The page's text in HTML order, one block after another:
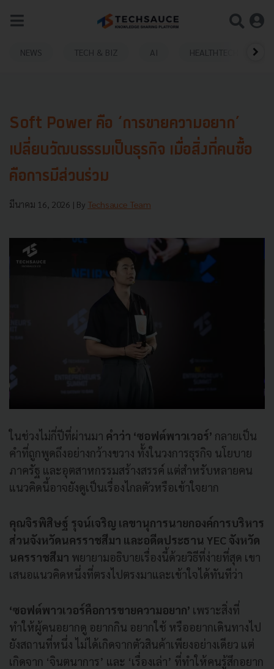
NEWS TECH & BIZ AI HEALTHTECH
Soft Power คือ ‘การขายความอยาก’
เปลี่ยนวัฒนธรรมเป็นธุรกิจ เมื่อสิ่งที่คนซื้อ
คือการมีส่วนร่วม
มีนาคม 16, 2026 | By Techsauce Team
ในช่วงไม่กี่ปีที่ผ่านมา คำว่า ‘ซอฟต์พาวเวอร์’ กลายเป็น
คำที่ถูกพูดถึงอย่างกว้างขวาง ทั้งในวงการธุรกิจ นโยบาย
ภาครัฐ และอุตสาหกรรมสร้างสรรค์ แต่สำหรับหลายคน
แนวคิดนี้อาจยังดูเป็นเรื่องไกลตัวหรือเข้าใจยาก
คุณจิรพิสิษฐ์ รุจน์เจริญ เลขานุการนายกองค์การบริหาร
ส่วนจังหวัดนครราชสีมา และอดีตประธาน YEC จังหวัด
นครราชสีมา พยายามอธิบายเรื่องนี้ด้วยวิธีที่ง่ายที่สุด เขา
เสนอแนวคิดหนึ่งที่ตรงไปตรงมาและเข้าใจได้ทันทีว่า
‘ซอฟต์พาวเวอร์คือการขายความอยาก’ เพราะสิ่งที่
ทำให้ผู้คนอยากดู อยากกิน อยากใช้ หรืออยากเดินทางไป
ยังสถานที่หนึ่ง ไม่ได้เกิดจากตัวสินค้าเพียงอย่างเดียว แต่
เกิดจาก ‘จินตนาการ’ และ ‘เรื่องเล่า’ ที่ทำให้คนรู้สึกอยาก